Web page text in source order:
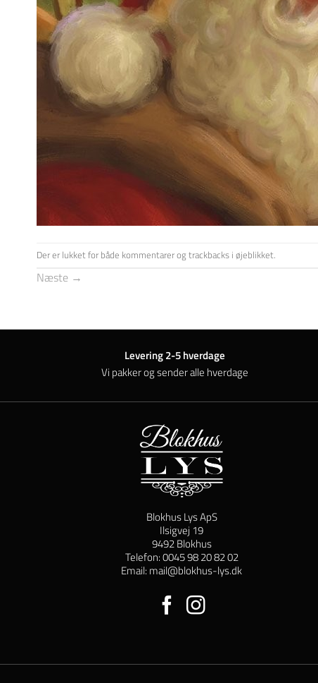
Der er lukket for både kommentarer og trackbacks i øjeblikket.
Næste →
Levering 2-5 hverdage
Vi pakker og sender alle hverdage
Blokhus Lys ApS
Ilsigvej 19
9492 Blokhus
Telefon: 0045 98 20 82 02
Email: mail@blokhus-lys.dk